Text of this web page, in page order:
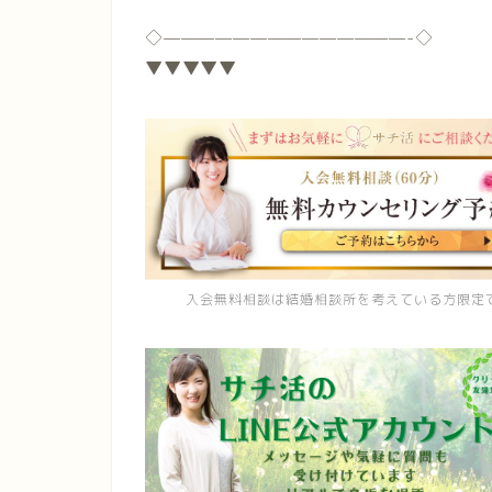
◇——————————————-◇
▼▼▼▼▼
入会無料相談は結婚相談所を考えている方限定